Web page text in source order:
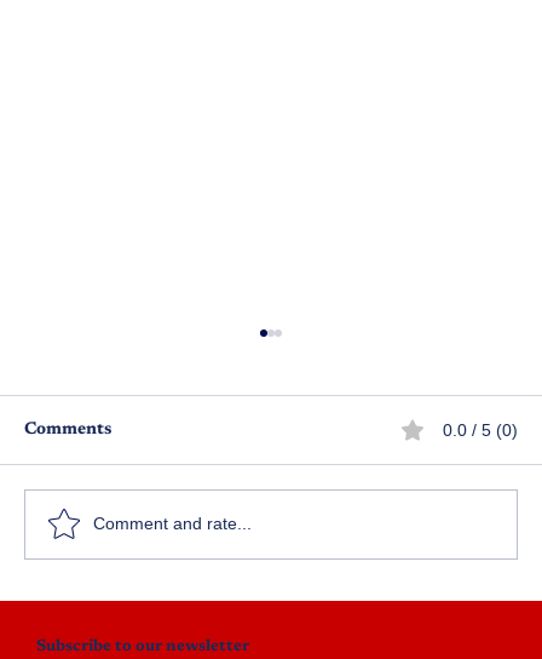
Comments 0.0 / 5 (0)
Comment and rate...
Subscribe to our newsletter